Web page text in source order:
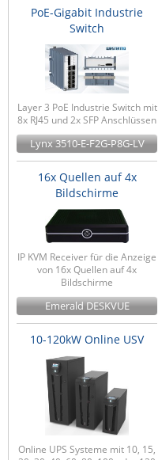
PoE-Gigabit Industrie
Switch
Layer 3 PoE Industrie Switch mit
8x RJ45 und 2x SFP Anschlüssen
Lynx 3510-E-F2G-P8G-LV
16x Quellen auf 4x
Bildschirme
IP KVM Receiver für die Anzeige
von 16x Quellen auf 4x
Bildschirme
Emerald DESKVUE
10-120kW Online USV
Online UPS Systeme mit 10, 15,